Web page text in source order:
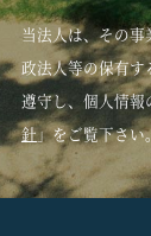
当法人は、その
政法人等の保有
遵守し、個人情報
針」をご覧下さい